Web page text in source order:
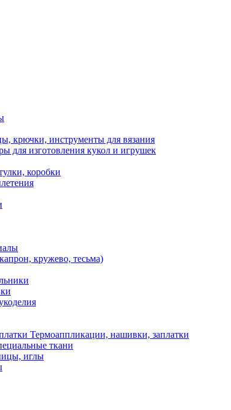
крючки, инструменты для вязания
для изготовления кукол и игрушек
коробки
кружево, тесьма)
Термоаппликации, нашивки, заплатки
ткани
иглы